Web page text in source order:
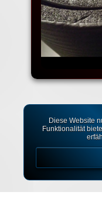
Diese Website
Funktionalität